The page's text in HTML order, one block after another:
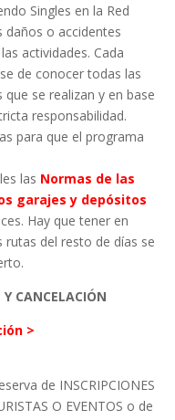
Singles en la Red
daños o accidentes
actividades. Cada
de conocer todas las
se realizan y en base
responsabilidad.
para que el programa
las Normas de las
garajes y depósitos
Hay que tener en
rutas del resto de días se
CANCELACIÓN
>
de INSCRIPCIONES
O EVENTOS o de